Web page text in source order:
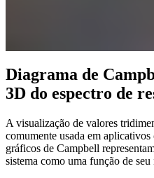
Diagrama de
3D do espectro de
A visualização de valores
comumente usada em
gráficos de Campbell
sistema como uma função de